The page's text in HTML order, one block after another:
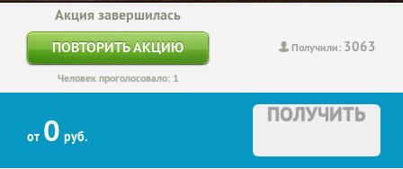
Получили: 3063
Акция завершилась
ПОВТОРИТЬ АКЦИЮ
Человек проголосовало: 1
от 0 руб.
ПОЛУЧИТЬ